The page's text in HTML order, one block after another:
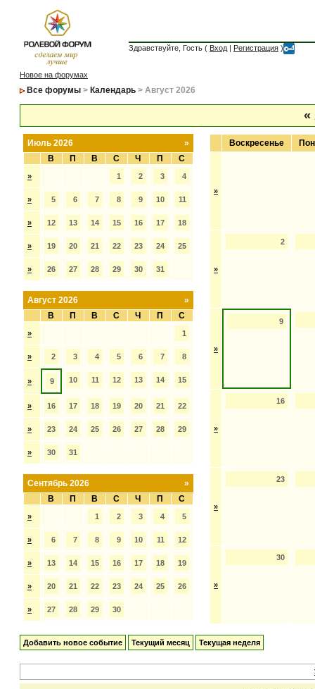
Здравствуйте, Гость ( Вход | Регистрация )
Новое на форумах
Все форумы > Календарь > Август 2026
«
»
Июль 2026
В
П В С Ч П С
» 1 2 3 4
» 5 6 7 8 9 10 11
» 12 13 14 15 16 17 18
» 19 20 21 22 23 24 25
» 26 27 28 29 30 31
»
Август 2026
В
П В С Ч П С
» 1
» 2 3 4 5 6 7 8
» 9 10 11 12 13 14 15
» 16 17 18 19 20 21 22
» 23 24 25 26 27 28 29
» 30 31
»
Сентябрь 2026
В
П В С Ч П С
» 1 2 3 4 5
» 6 7 8 9 10 11 12
» 13 14 15 16 17 18 19
» 20 21 22 23 24 25 26
» 27 28 29 30
Воскресенье
»
»
2
»
9
»
16
»
23
»
30
Добавить новое событие Текущий месяц Текущая неделя